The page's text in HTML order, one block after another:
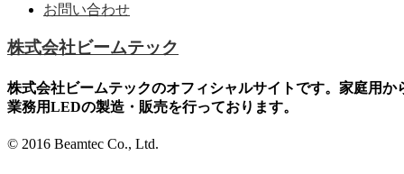
お問い合わせ
株式会社ビームテック
株式会社ビームテックのオフィシャルサイトです。家庭用か
業務用LEDの製造・販売を行っております。
© 2016 Beamtec Co., Ltd.